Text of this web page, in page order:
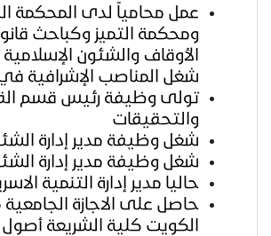
عمل محامياً لدى المحكمة
ومحكمة التميز وكباحث
الأوقاف والشئون
شغل المناصب الإشرافية في
تولى وظيفة رئيس قسم
والتحقيقات
شغل وظيفة مدير إدارة
شغل وظيفة مدير إدارة
حاليا مدير إدارة التنمية
حاصل على الاجازة
الكويت كلية الشريعة أصول